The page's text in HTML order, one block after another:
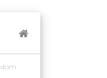
dom.